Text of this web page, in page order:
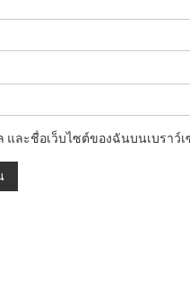
และชื่อเว็บไซต์ของฉันบนเบราว์